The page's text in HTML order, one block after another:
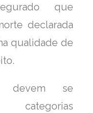
que
declarada
qualidade de
devem se